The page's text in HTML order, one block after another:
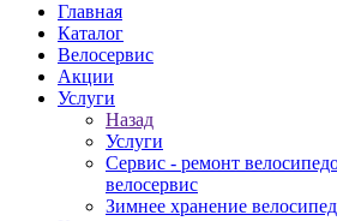
Главная
Каталог
Велосервис
Акции
Услуги
Назад
Услуги
Сервис - ремонт
велосервис
Зимнее хранение